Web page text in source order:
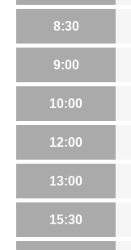
8:30
9:00
10:00
12:00
13:00
15:30